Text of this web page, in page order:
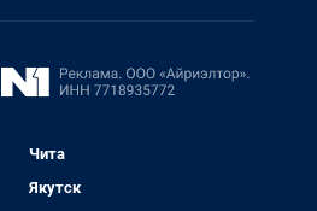
Чита
Якутск